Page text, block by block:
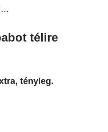
télire
tényleg.